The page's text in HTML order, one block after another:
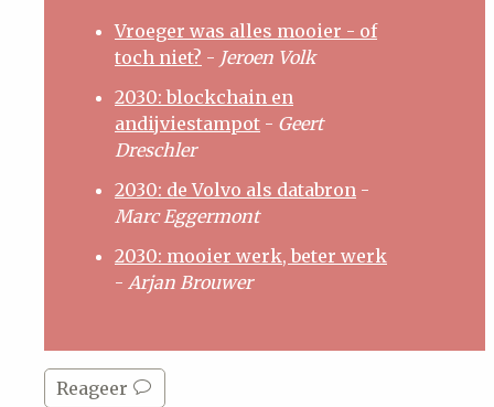
Vroeger was alles mooier - of
toch niet? - Jeroen Volk
2030: blockchain en
andijviestampot - Geert
Dreschler
2030: de Volvo als databron -
Marc Eggermont
2030: mooier werk, beter werk
- Arjan Brouwer
Reageer